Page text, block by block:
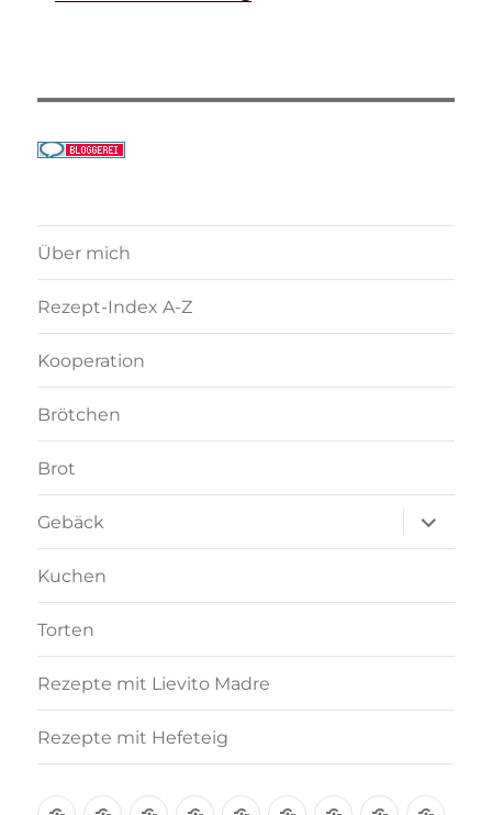
Über mich
Rezept-Index A-Z
Kooperation
Brötchen
Brot
Gebäck
anzeigen
Kuchen
Torten
Rezepte mit Lievito Madre
Rezepte mit Hefeteig